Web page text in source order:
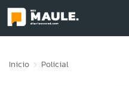
Inicio Policial